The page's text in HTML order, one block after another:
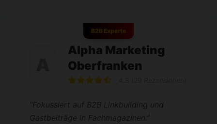
B2B Experte
Alpha Marketing
Oberfranken
"Fokussiert auf B2B Linkbuilding und
Gastbeiträge in Fachmagazinen."